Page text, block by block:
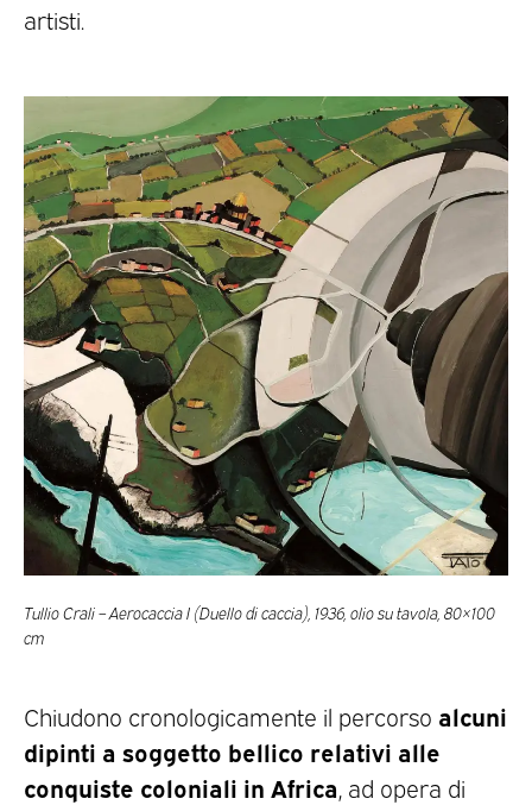
artisti.
Tullio Crali – Aerocaccia I (Duello di caccia), 1936, olio su tavola, 80×100
cm
Chiudono cronologicamente il percorso alcuni
dipinti a soggetto bellico relativi alle
conquiste coloniali in Africa , ad opera di